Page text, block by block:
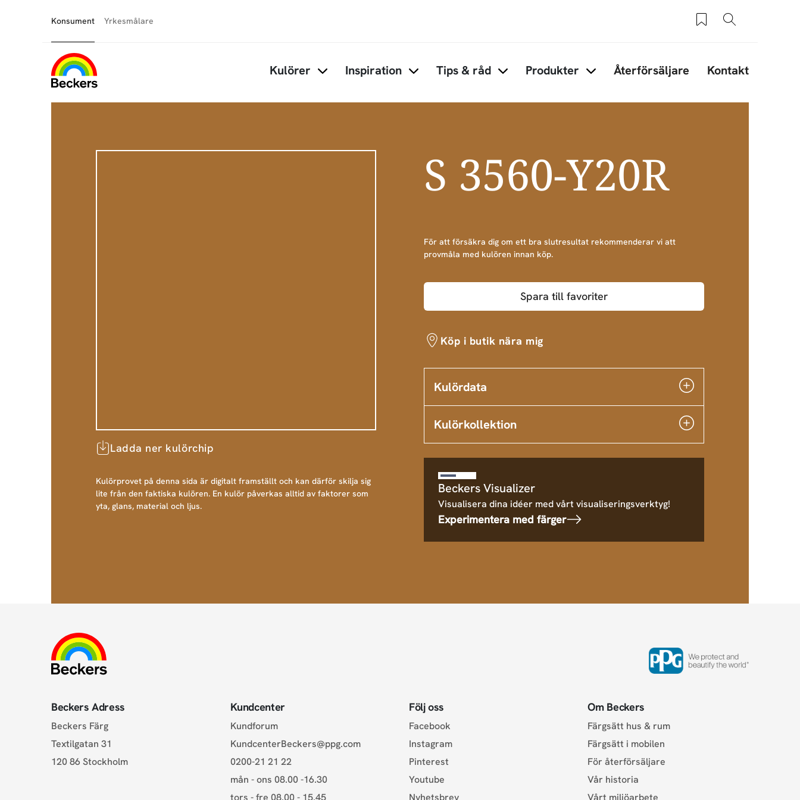
Konsument Yrkesmålare Sparade produkter
Sök
Kulörer Inspiration Tips & råd Produkter Återförsäljare Kontakt
S 3560-Y20R
Ladda ner kulörchip
Kulörprovet på denna sida är digitalt framställt och kan därför skilja sig
lite från den faktiska kulören. En kulör påverkas alltid av faktorer som
yta, glans, material och ljus.
För att försäkra dig om ett bra slutresultat rekommenderar vi att
provmåla med kulören innan köp.
Spara till favoriter
Köp i butik nära mig
Kulördata
Kulörkollektion
Beckers Visualizer
Visualisera dina idéer med vårt visualiseringsverktyg!
Experimentera med färger
Beckers Adress
Beckers Färg
Textilgatan 31
120 86 Stockholm
Kundcenter
Kundforum
KundcenterBeckers@ppg.com
0200-21 21 22
mån - ons 08.00 -16.30
tors - fre 08.00 - 15.45
Följ oss
Facebook
Instagram
Pinterest
Youtube
Nyhetsbrev
Om Beckers
Färgsätt hus & rum
Färgsätt i mobilen
För återförsäljare
Vår historia
Vårt miljöarbete